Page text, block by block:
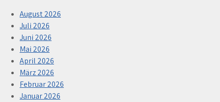
August 2026
Juli 2026
Juni 2026
Mai 2026
April 2026
März 2026
Februar 2026
Januar 2026